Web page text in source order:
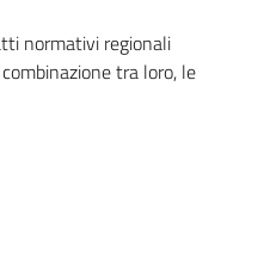
normativi regionali
tra loro, le